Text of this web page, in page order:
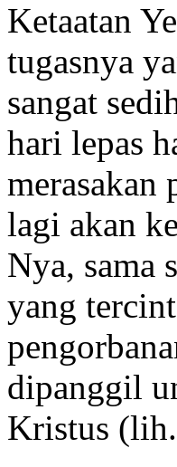
Ketaatan
tugasnya
sangat
hari lepas
merasakan
lagi akan
Nya, sama
yang
dipanggil
Kristus (lih.